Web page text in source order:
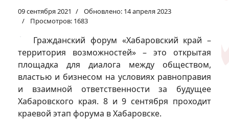
09 сентября 2021
Обновлено: 14 апреля 2023
Просмотров: 1683
Гражданский форум «Хабаровский край –
территория возможностей» – это открытая
площадка для диалога между обществом,
властью и бизнесом на условиях равноправия
и взаимной ответственности за будущее
Хабаровского края. 8 и 9 сентября проходит
краевой этап форума в Хабаровске.